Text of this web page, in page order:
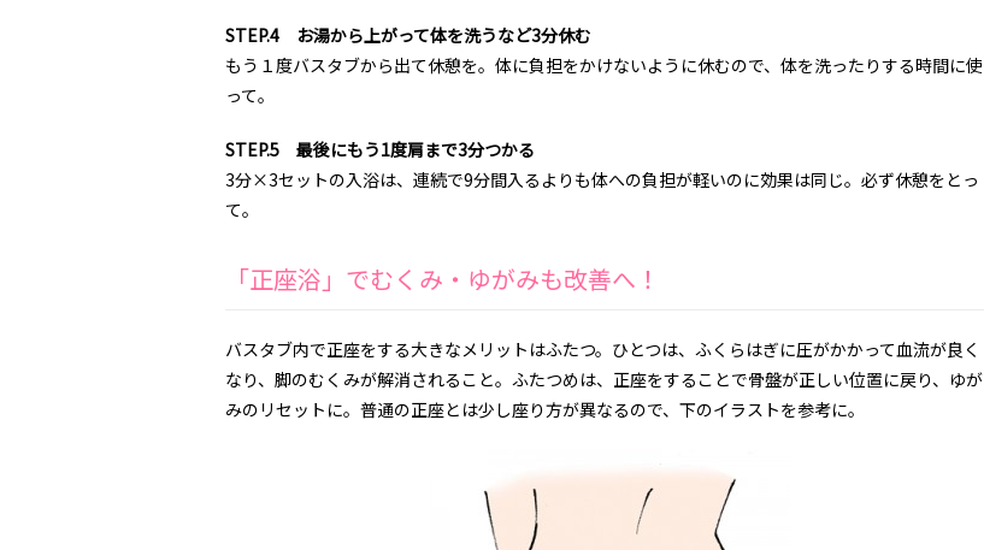
STEP.4 お湯から上がって体を洗うなど3分休む
もう１度バスタブから出て休憩を。体に負担をかけないように休むので、体を洗ったりする時間に使
って。
STEP.5 最後にもう1度肩まで3分つかる
3分×3セットの入浴は、連続で9分間入るよりも体への負担が軽いのに効果は同じ。必ず休憩をとっ
て。
「正座浴」でむくみ・ゆがみも改善へ！
バスタブ内で正座をする大きなメリットはふたつ。ひとつは、ふくらはぎに圧がかかって血流が良く
なり、脚のむくみが解消されること。ふたつめは、正座をすることで骨盤が正しい位置に戻り、ゆが
みのリセットに。普通の正座とは少し座り方が異なるので、下のイラストを参考に。